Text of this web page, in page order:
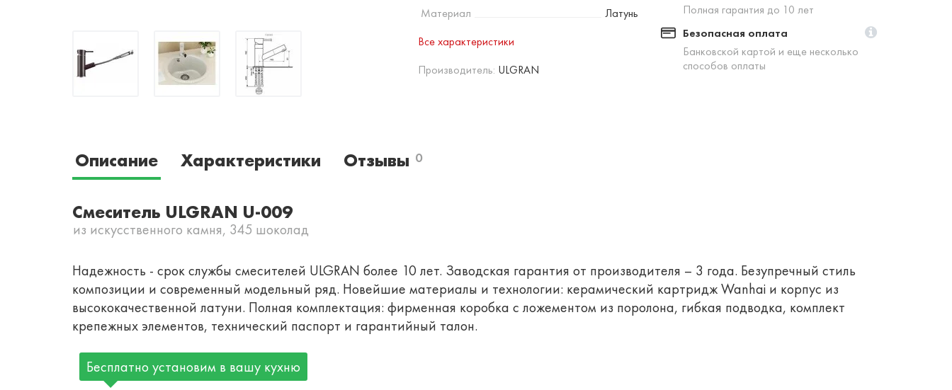
Материал
Латунь
Все характеристики
Производитель: ULGRAN
Полная гарантия до 10 лет
Безопасная оплата
Банковской картой и еще несколько
способов оплаты
Описание Характеристики Отзывы 0
Смеситель ULGRAN U-009
из искусственного камня, 345 шоколад
Надежность - срок службы смесителей ULGRAN более 10 лет. Заводская гарантия от производителя – 3 года. Безупречный стиль
композиции и современный модельный ряд. Новейшие материалы и технологии: керамический картридж Wanhai и корпус из
высококачественной латуни. Полная комплектация: фирменная коробка с ложементом из поролона, гибкая подводка, комплект
крепежных элементов, технический паспорт и гарантийный талон.
Бесплатно установим в вашу кухню